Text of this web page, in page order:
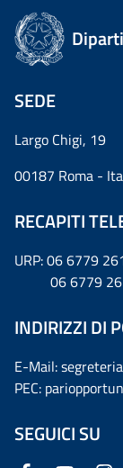
SEDE
Largo Chigi, 19
00187 Roma -
RECAPITI
URP: 06 6779
06 6779
INDIRIZZI DI
E-Mail:
PEC:
SEGUICI SU